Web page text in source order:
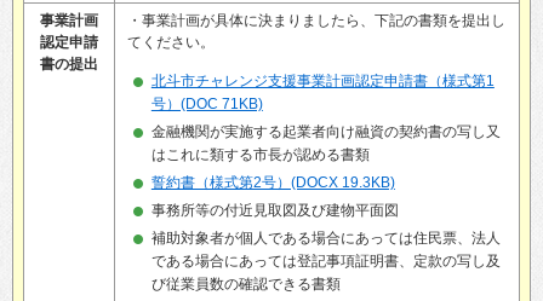
事業計画
認定申請
書の提出
・事業計画が具体に決まりましたら、下記の書類を提出し
てください。
北斗市チャレンジ支援事業計画認定申請書（様式第1
号）(DOC 71KB)
金融機関が実施する起業者向け融資の契約書の写し又
はこれに類する市長が認める書類
誓約書（様式第2号）(DOCX 19.3KB)
事務所等の付近見取図及び建物平面図
補助対象者が個人である場合にあっては住民票、法人
である場合にあっては登記事項証明書、定款の写し及
び従業員数の確認できる書類